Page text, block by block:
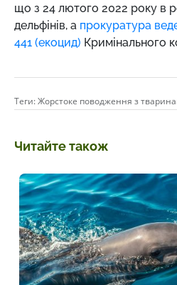
що з 24 лютого 2022 року в
дельфінів, а прокуратура
441 (екоцид) Кримінального
Теги:Жорстоке поводження з
Читайте також